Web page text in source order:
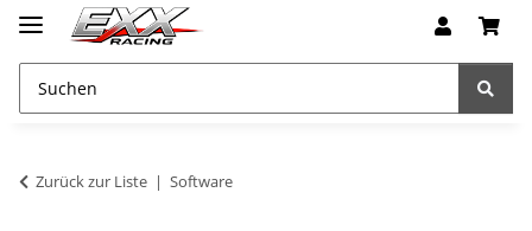
Zurück zur Liste Software